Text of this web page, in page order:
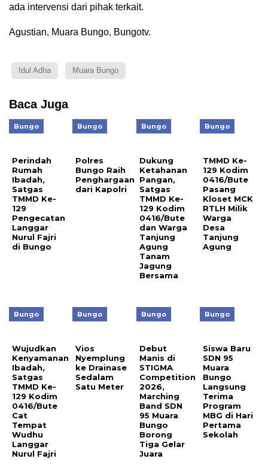
ada intervensi dari pihak terkait.
Agustian, Muara Bungo, Bungotv.
Idul Adha Muara Bungo
Baca Juga
Bungo
Perindah
Rumah
Ibadah,
Satgas
TMMD Ke-
129
Pengecatan
Langgar
Nurul Fajri
di Bungo
Bungo
Polres
Bungo Raih
Penghargaan
dari Kapolri
Bungo
Dukung
Ketahanan
Pangan,
Satgas
TMMD Ke-
129 Kodim
0416/Bute
dan Warga
Tanjung
Agung
Tanam
Jagung
Bersama
Bungo
TMMD Ke-
129 Kodim
0416/Bute
Pasang
Kloset MCK
RTLH Milik
Warga
Desa
Tanjung
Agung
Bungo
Wujudkan
Kenyamanan
Ibadah,
Satgas
TMMD Ke-
129 Kodim
0416/Bute
Cat
Tempat
Wudhu
Langgar
Nurul Fajri
Bungo
Vios
Nyemplung
ke Drainase
Sedalam
Satu Meter
Bungo
Debut
Manis di
STIGMA
Competition
2026,
Marching
Band SDN
95 Muara
Bungo
Borong
Tiga Gelar
Juara
Bungo
Siswa Baru
SDN 95
Muara
Bungo
Langsung
Terima
Program
MBG di Hari
Pertama
Sekolah